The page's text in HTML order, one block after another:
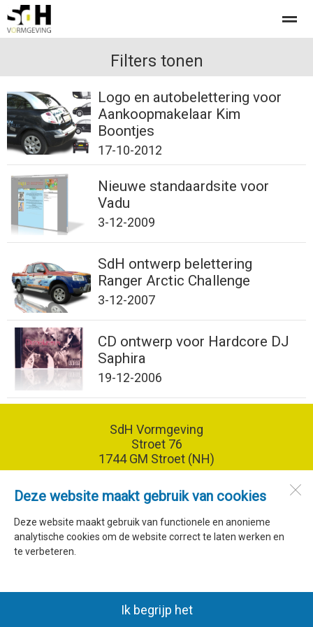
Offerte aanvragen bij SdH Vormgeving
Home Nieuws Contact
Deze website maakt gebruik van cookies
Deze website maakt gebruik van functionele en anonieme
analytische cookies om de website correct te laten werken en
te verbeteren.
Ik begrijp het
Filters tonen
Logo en autobelettering voor
Aankoopmakelaar Kim
Boontjes
17-10-2012
Nieuwe standaardsite voor
Vadu
3-12-2009
SdH ontwerp belettering
Ranger Arctic Challenge
3-12-2007
CD ontwerp voor Hardcore DJ
Saphira
19-12-2006
SdH Vormgeving
Stroet 76
1744 GM Stroet (NH)